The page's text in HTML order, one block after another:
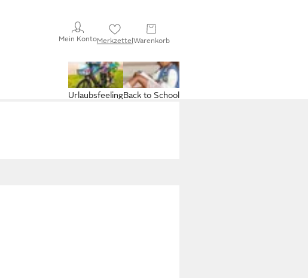
Mein KontoMerkzettelWarenkorb
Back to School
Urlaubsfeeling